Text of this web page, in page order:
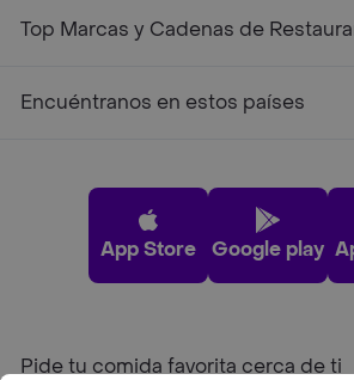
Top Marcas y Cadenas de
Encuéntranos en estos países
App Store Google play
Pide tu comida favorita cerca de ti